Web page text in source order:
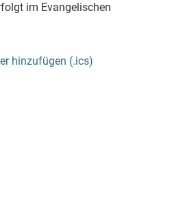
im Evangelischen
hinzufügen (.ics)